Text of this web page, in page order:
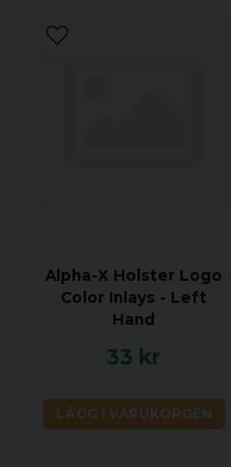
Alpha-X Holster Logo
Color Inlays - Left
Hand
33 kr
LÄGG I VARUKORGEN